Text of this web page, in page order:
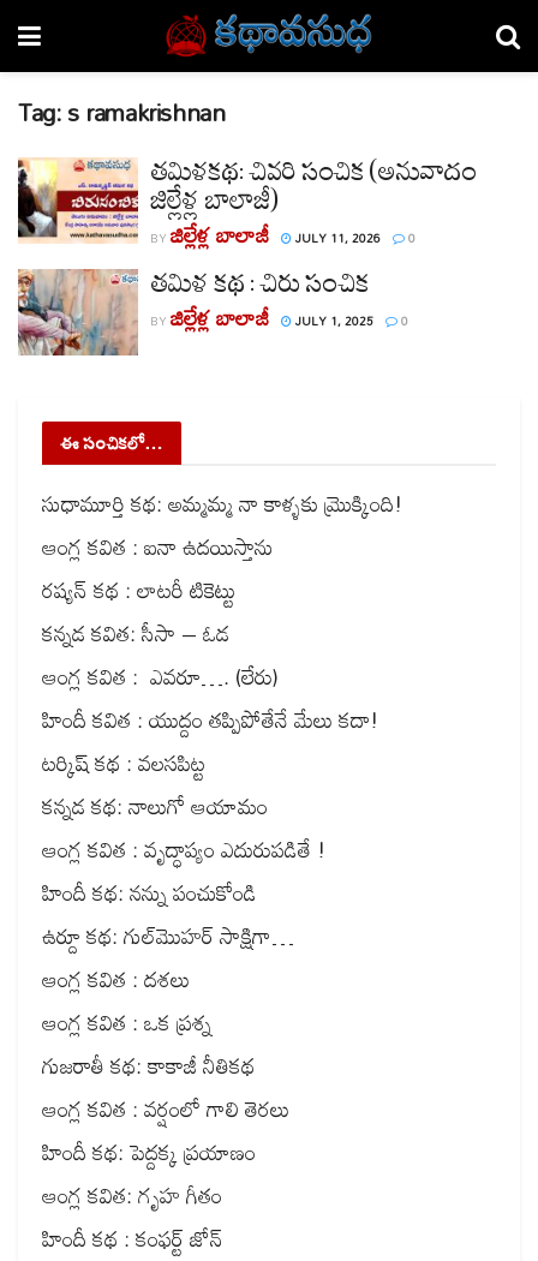
Tag:s ramakrishnan
తమిళకథ: చివరి సంచిక (అనువాదం
జిల్లేళ్ల బాలాజీ)
BY జిల్లేళ్ల బాలాజీ JULY 11, 2026 0
తమిళ కథ : చిరు సంచిక
BY జిల్లేళ్ల బాలాజీ JULY 1, 2025 0
ఈ సంచికలో…
సుధామూర్తి కథ: అమ్మమ్మ నా కాళ్ళకు మ్రొక్కింది!
ఆంగ్ల కవిత : ఐనా ఉదయిస్తాను
రష్యన్ కథ : లాటరీ టికెట్టు
కన్నడ కవిత: సీసా – ఓడ
ఆంగ్ల కవిత : ఎవరూ…. (లేరు)
హిందీ కవిత : యుద్దం తప్పిపోతేనే మేలు కదా!
టర్కిష్ కథ : వలసపిట్ట
కన్నడ కథ: నాలుగో ఆయామం
ఆంగ్ల కవిత : వృద్ధాప్యం ఎదురుపడితే !
హిందీ కథ: నన్ను పంచుకోండి
ఉర్దూ కథ: గుల్‌మొహర్ సాక్షిగా…
ఆంగ్ల కవిత : దశలు
ఆంగ్ల కవిత : ఒక ప్రశ్న
గుజరాతీ కథ: కాకాజీ నీతికథ
ఆంగ్ల కవిత : వర్షంలో గాలి తెరలు
హిందీ కథ: పెద్దక్క ప్రయాణం
ఆంగ్ల కవిత: గృహ గీతం
హిందీ కథ : కంఫర్ట్ జోన్